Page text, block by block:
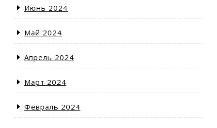
Июнь 2024
Май 2024
Апрель 2024
Март 2024
Февраль 2024